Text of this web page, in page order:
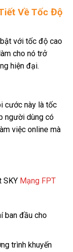
Về Tốc Độ
với tốc độ cao
cho nó trở
hiện đại.
cước này là tốc
người dùng có
việc online mà
SKY Mạng FPT
ban đầu cho
trình khuyến